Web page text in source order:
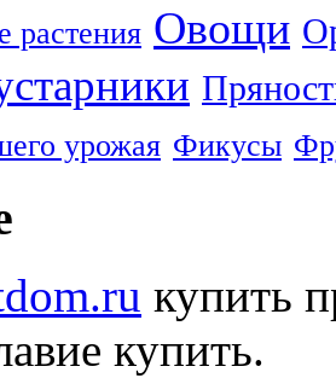
растения Овощи
урожая Фикусы
купить
купить.